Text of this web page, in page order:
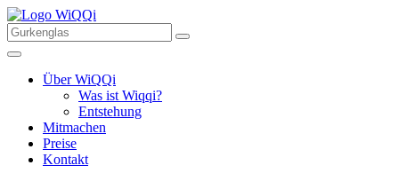
Über WiQQi
Was ist Wiqqi?
Entstehung
Mitmachen
Preise
Kontakt